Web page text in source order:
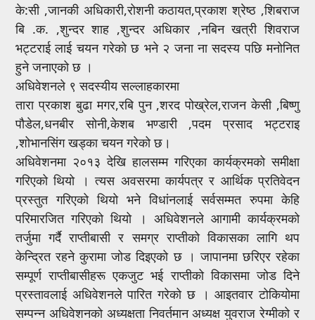
के:सी ,जानकी अधिकारी,रोशनी कठायत,प्रकाश श्रेष्ठ ,शिबराज
बि .क. ,शुन्दर शाह ,शुन्दर अधिकार ,नबिन खत्री शिवराज
भट्टराई लाई चयन गरेको छ भने २ जना ना सदस्य पछि मनोनित
हुने जनाएको छ ।
अधिवेशनले ९ सदस्यीय सल्लाहकारमा
तारा प्रकाश बुढा मगर,रबि पुन ,शरद पोख्रेल,राजन केसी ,बिष्णु
पौडेल,धनबीर सोनी,केशब भण्डारी ,पदम प्रसाद भट्टराइ
,शोभानसिंग खड्का चयन गरेको छ।
अधिवेशनमा २०१३ देखि हालसम्म गरिएका कार्यक्रमको समीक्षा
गरिएको थियो । त्यस अवसरमा कार्यपत्र र आर्थिक प्रतिवेदन
प्रस्तुत गरिएको थियो भने विधांनलाई सर्वसम्मत रुपमा केहि
परिमारजित गरिएको थियो । अधिवेशनले आगामी कार्यक्रमको
तर्जुमा गर्दै राप्तीबासी र समग्र राप्तीको विकासका लागि थप
केन्द्रित रहने कुरामा जोड दिइएको छ । जापानमा छरिएर रहेका
सम्पूर्ण राप्तीबासीहरू एकजुट भई राप्तीको विकासमा जोड दिने
प्रस्तावलाई अधिवेशनले पारित गरेको छ । आइतवार टोकियोमा
सम्पन्न अधिवेशनको अध्यक्षता निवर्तमान अध्यक्ष युवराज रेग्मीको र